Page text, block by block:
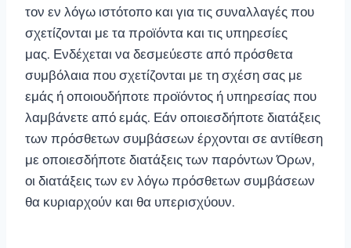
τον εν λόγω ιστότοπο και για τις συναλλαγές που
σχετίζονται με τα προϊόντα και τις υπηρεσίες
μας. Ενδέχεται να δεσμεύεστε από πρόσθετα
συμβόλαια που σχετίζονται με τη σχέση σας με
εμάς ή οποιουδήποτε προϊόντος ή υπηρεσίας που
λαμβάνετε από εμάς. Εάν οποιεσδήποτε διατάξεις
των πρόσθετων συμβάσεων έρχονται σε αντίθεση
με οποιεσδήποτε διατάξεις των παρόντων Όρων,
οι διατάξεις των εν λόγω πρόσθετων συμβάσεων
θα κυριαρχούν και θα υπερισχύουν.